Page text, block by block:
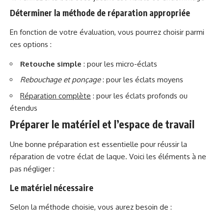
Déterminer la méthode de réparation appropriée
En fonction de votre évaluation, vous pourrez choisir parmi
ces options :
Retouche simple : pour les micro-éclats
Rebouchage et ponçage: pour les éclats moyens
Réparation complète : pour les éclats profonds ou
étendus
Préparer le matériel et l’espace de travail
Une bonne préparation est essentielle pour réussir la
réparation de votre éclat de laque. Voici les éléments à ne
pas négliger :
Le matériel nécessaire
Selon la méthode choisie, vous aurez besoin de :